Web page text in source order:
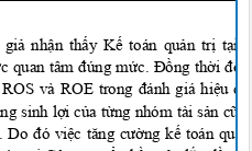
giả nhận thấy Kế toán quản trị tại
quan tâm đúng mức. Đồng thời
và ROE trong đánh giá hiệu
sinh lợi của từng nhóm tài sản
Do đó việc tăng cường kế toán